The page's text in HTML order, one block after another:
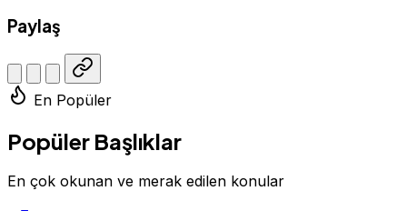
Paylaş
En Popüler
Popüler Başlıklar
En çok okunan ve merak edilen konular